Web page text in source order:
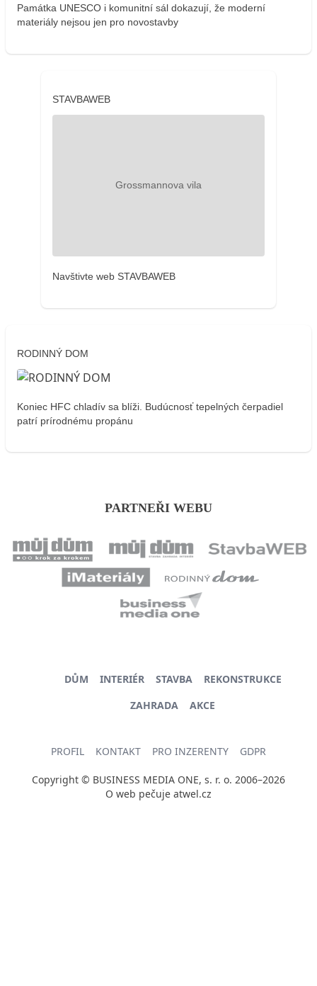
Památka UNESCO i komunitní sál dokazují, že moderní
materiály nejsou jen pro novostavby
STAVBAWEB
Navštivte web STAVBAWEB
RODINNÝ DOM
Koniec HFC chladív sa blíži. Budúcnosť tepelných čerpadiel
patrí prírodnému propánu
PARTNEŘI WEBU
DŮM INTERIÉR STAVBA
REKONSTRUKCE
ZAHRADA
AKCE
PROFIL KONTAKT PRO INZERENTY GDPR
Copyright © BUSINESS MEDIA ONE, s. r. o. 2006–2026